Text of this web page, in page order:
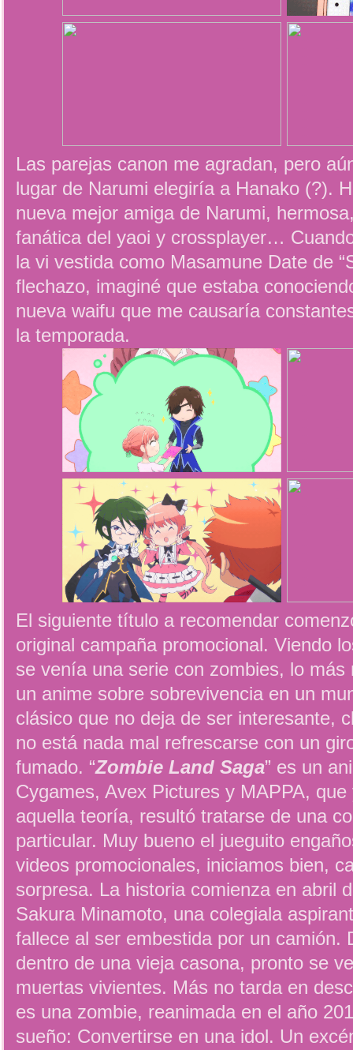
Las parejas canon me agradan, pero
lugar de Narumi elegiría a Hanako (?).
nueva mejor amiga de Narumi,
fanática del yaoi y crossplayer…
la vi vestida como Masamune Date de
flechazo, imaginé que estaba
nueva waifu que me causaría
la temporada.
El siguiente título a recomendar
original campaña promocional. Viendo
se venía una serie con zombies, lo más
un anime sobre sobrevivencia en un
clásico que no deja de ser interesante,
no está nada mal refrescarse con un
fumado. “Zombie Land Saga” es un
Cygames, Avex Pictures y MAPPA,
aquella teoría, resultó tratarse de una
particular. Muy bueno el jueguito
videos promocionales, iniciamos bien,
sorpresa. La historia comienza en abril
Sakura Minamoto, una colegiala
fallece al ser embestida por un camión.
dentro de una vieja casona, pronto se
muertas vivientes. Más no tarda en
es una zombie, reanimada en el año
sueño: Convertirse en una idol. Un